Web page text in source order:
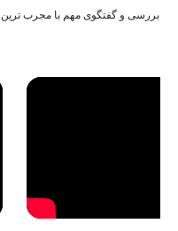
بررسی و گفتگوی مهم با مجرب